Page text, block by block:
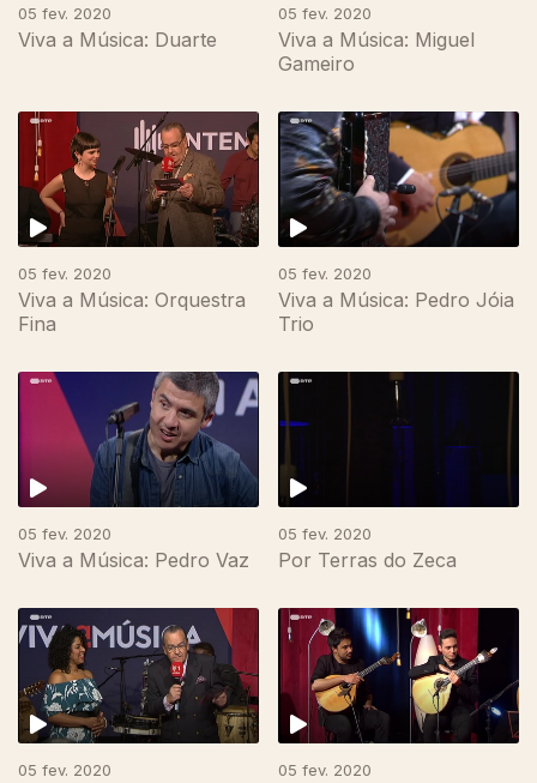
05 fev. 2020
Viva a Música: Duarte
05 fev. 2020
Viva a Música: Miguel
Gameiro
05 fev. 2020
Viva a Música: Orquestra
Fina
05 fev. 2020
Viva a Música: Pedro Jóia
Trio
05 fev. 2020
Viva a Música: Pedro Vaz
05 fev. 2020
Por Terras do Zeca
05 fev. 2020 05 fev. 2020